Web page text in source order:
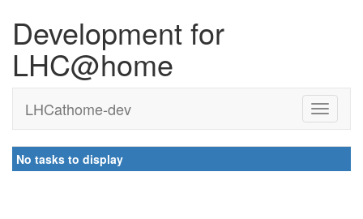
Development for
LHC@home
LHCathome-dev
No tasks to display